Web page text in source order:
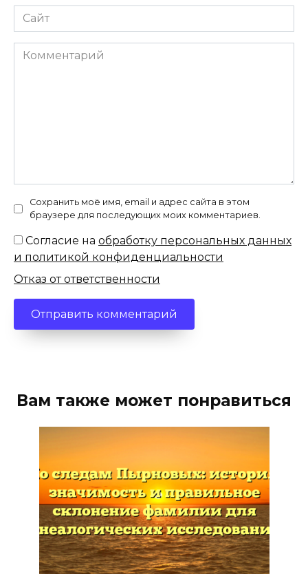
Сайт
Комментарий
Сохранить моё имя, email и адрес сайта в этом
браузере для последующих моих комментариев.
Согласие на обработку персональных данных
и политикой конфиденциальности
Отказ от ответственности
Вам также может понравиться